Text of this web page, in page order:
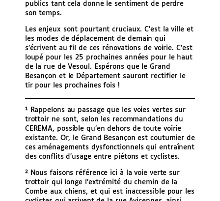
publics tant cela donne le sentiment de perdre
son temps.
Les enjeux sont pourtant cruciaux. C’est la ville et
les modes de déplacement de demain qui
s’écrivent au fil de ces rénovations de voirie. C’est
loupé pour les 25 prochaines années pour le haut
de la rue de Vesoul. Espérons que le Grand
Besançon et le Département sauront rectifier le
tir pour les prochaines fois !
¹ Rappelons au passage que les voies vertes sur
trottoir ne sont, selon les recommandations du
CEREMA, possible qu’en dehors de toute voirie
existante. Or, le Grand Besançon est coutumier de
ces aménagements dysfonctionnels qui entraînent
des conflits d’usage entre piétons et cyclistes.
² Nous faisons référence ici à la voie verte sur
trottoir qui longe l’extrémité du chemin de la
Combe aux chiens, et qui est inaccessible pour les